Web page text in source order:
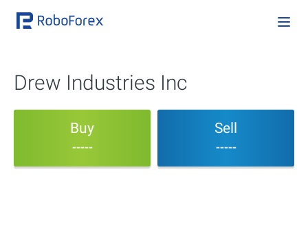
Drew Industries Inc
Buy
-----
Sell
-----